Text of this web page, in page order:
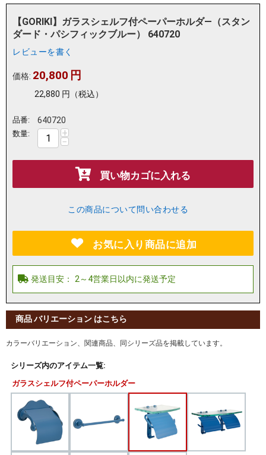
【GORIKI】ガラスシェルフ付ペーパーホルダ―（スタン
ダード・パシフィックブルー） 640720
レビューを書く
価格: 20,800 円
22,880 円 （税込）
品番: 640720
数量: +
−
買い物カゴに入れる
この商品について問い合わせる
お気に入り商品に追加
商品 バリエーション はこちら
カラーバリエーション、関連商品、同シリーズ品を掲載しています。
シリーズ内のアイテム一覧:
ガラスシェルフ付ペーパーホルダー